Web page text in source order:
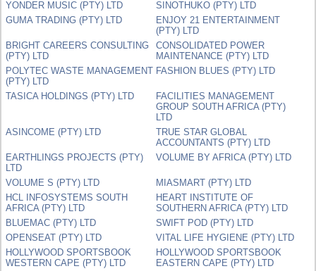
YONDER MUSIC (PTY) LTD
SINOTHUKO (PTY) LTD
GUMA TRADING (PTY) LTD
ENJOY 21 ENTERTAINMENT
(PTY) LTD
BRIGHT CAREERS CONSULTING
(PTY) LTD
CONSOLIDATED POWER
MAINTENANCE (PTY) LTD
POLYTEC WASTE MANAGEMENT
(PTY) LTD
FASHION BLUES (PTY) LTD
TASICA HOLDINGS (PTY) LTD
FACILITIES MANAGEMENT
GROUP SOUTH AFRICA (PTY)
LTD
ASINCOME (PTY) LTD
TRUE STAR GLOBAL
ACCOUNTANTS (PTY) LTD
EARTHLINGS PROJECTS (PTY)
LTD
VOLUME BY AFRICA (PTY) LTD
VOLUME S (PTY) LTD
MIASMART (PTY) LTD
HCL INFOSYSTEMS SOUTH
AFRICA (PTY) LTD
HEART INSTITUTE OF
SOUTHERN AFRICA (PTY) LTD
BLUEMAC (PTY) LTD
SWIFT POD (PTY) LTD
OPENSEAT (PTY) LTD
VITAL LIFE HYGIENE (PTY) LTD
HOLLYWOOD SPORTSBOOK
WESTERN CAPE (PTY) LTD
HOLLYWOOD SPORTSBOOK
EASTERN CAPE (PTY) LTD